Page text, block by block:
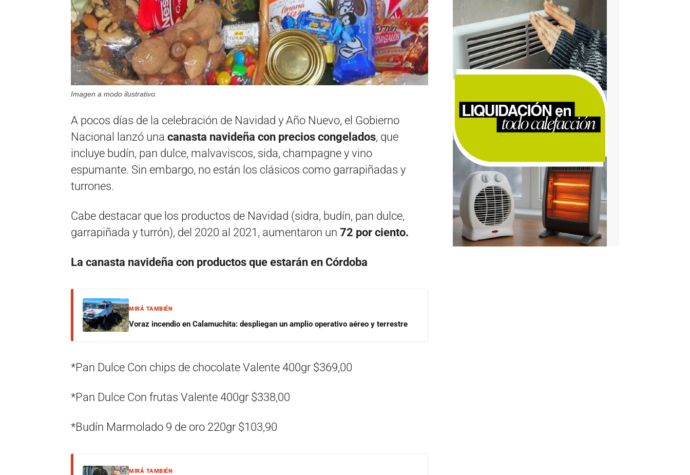
Imagen a modo ilustrativo.
A pocos días de la celebración de Navidad y Año Nuevo, el Gobierno
Nacional lanzó una canasta navideña con precios congelados, que
incluye budín, pan dulce, malvaviscos, sida, champagne y vino
espumante. Sin embargo, no están los clásicos como garrapiñadas y
turrones.
Cabe destacar que los productos de Navidad (sidra, budín, pan dulce,
garrapiñada y turrón), del 2020 al 2021, aumentaron un 72 por ciento.
La canasta navideña con productos que estarán en Córdoba
MIRÁ TAMBIÉN
Voraz incendio en Calamuchita: despliegan un amplio operativo aéreo y terrestre
*Pan Dulce Con chips de chocolate Valente 400gr $369,00
*Pan Dulce Con frutas Valente 400gr $338,00
*Budín Marmolado 9 de oro 220gr $103,90
MIRÁ TAMBIÉN